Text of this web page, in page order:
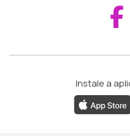
Instale a